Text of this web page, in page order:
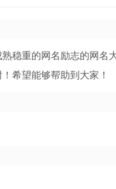
稳重的网名励志的网名
希望能够帮助到大家！